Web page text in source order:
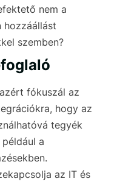
nem a
hozzáállást
szemben?
fókuszál az
hogy az
tegyék
a
az IT és